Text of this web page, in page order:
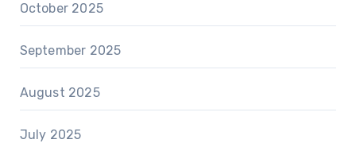
October 2025
September 2025
August 2025
July 2025